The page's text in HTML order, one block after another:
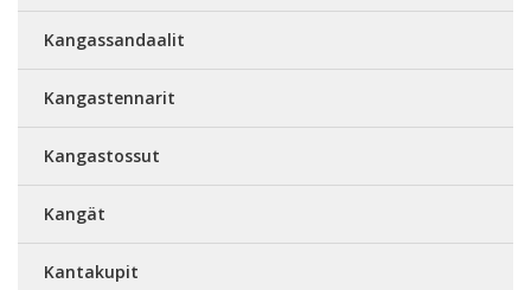
Kangassandaalit
Kangastennarit
Kangastossut
Kangät
Kantakupit